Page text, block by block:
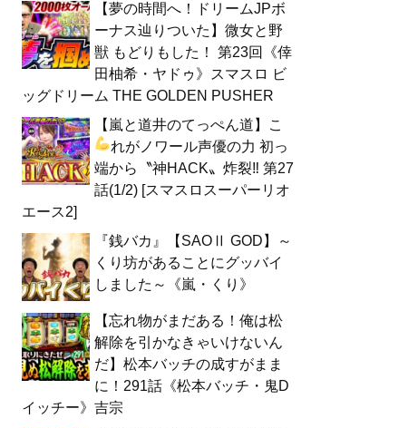
【夢の時間へ！ドリームJPボ
ーナス辿りついた】微女と野
獣 もどりもした！ 第23回《倖
田柚希・ヤドゥ》スマスロ ビ
ッグドリーム THE GOLDEN PUSHER
【嵐と道井のてっぺん道】こ
れがノワール声優の力 初っ
端から〝神HACK〟炸裂‼ 第27
話(1/2) [スマスロスーパーリオ
エース2]
『銭バカ』【SAOⅡ GOD】～
くり坊があることにグッバイ
しました～《嵐・くり》
【忘れ物がまだある！俺は松
解除を引かなきゃいけないん
だ】松本バッチの成すがまま
に！291話《松本バッチ・鬼D
イッチー》吉宗